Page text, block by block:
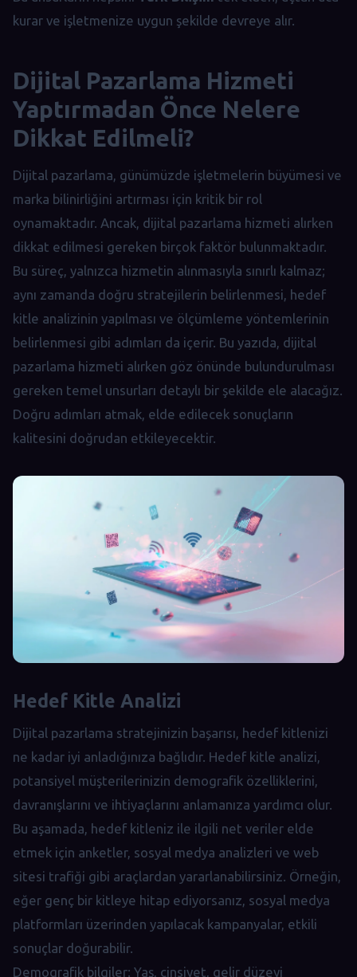
kurar ve işletmenize uygun şekilde devreye alır.
Dijital Pazarlama Hizmeti
Yaptırmadan Önce Nelere
Dikkat Edilmeli?
Dijital pazarlama, günümüzde işletmelerin büyümesi ve
marka bilinirliğini artırması için kritik bir rol
oynamaktadır. Ancak, dijital pazarlama hizmeti alırken
dikkat edilmesi gereken birçok faktör bulunmaktadır.
Bu süreç, yalnızca hizmetin alınmasıyla sınırlı kalmaz;
aynı zamanda doğru stratejilerin belirlenmesi, hedef
kitle analizinin yapılması ve ölçümleme yöntemlerinin
belirlenmesi gibi adımları da içerir. Bu yazıda, dijital
pazarlama hizmeti alırken göz önünde bulundurulması
gereken temel unsurları detaylı bir şekilde ele alacağız.
Doğru adımları atmak, elde edilecek sonuçların
kalitesini doğrudan etkileyecektir.
Hedef Kitle Analizi
Dijital pazarlama stratejinizin başarısı, hedef kitlenizi
ne kadar iyi anladığınıza bağlıdır. Hedef kitle analizi,
potansiyel müşterilerinizin demografik özelliklerini,
davranışlarını ve ihtiyaçlarını anlamanıza yardımcı olur.
Bu aşamada, hedef kitleniz ile ilgili net veriler elde
etmek için anketler, sosyal medya analizleri ve web
sitesi trafiği gibi araçlardan yararlanabilirsiniz. Örneğin,
eğer genç bir kitleye hitap ediyorsanız, sosyal medya
platformları üzerinden yapılacak kampanyalar, etkili
sonuçlar doğurabilir.
Demografik bilgiler: Yaş, cinsiyet, gelir düzeyi